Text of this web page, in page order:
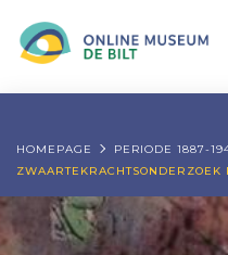
HOMEPAGE PERIODE 1887-
ZWAARTEKRACHTSONDERZOEK